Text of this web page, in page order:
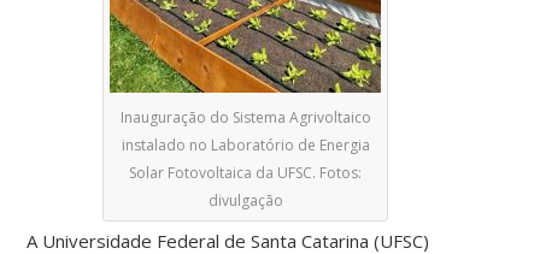
Inauguração do Sistema Agrivoltaico
instalado no Laboratório de Energia
Solar Fotovoltaica da UFSC. Fotos:
divulgação
A Universidade Federal de Santa Catarina (UFSC)